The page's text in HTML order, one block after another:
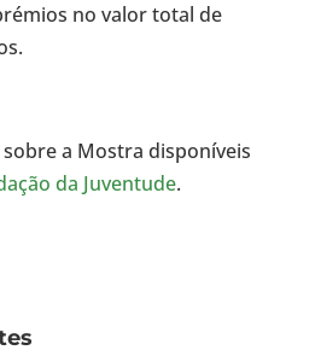
no valor total de
a Mostra disponíveis
da Juventude.